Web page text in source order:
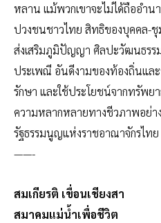
หลาน แม้พวกเขาจะไม่ได้ถืออำ
ปวงชนชาวไทย สิทธิของบุคคล-
ส่งเสริมภูมิปัญญา ศิลปะวัฒนธรร
ประเพณี อันดีงามของท้องถิ่นและ
รักษา และใช้ประโยชน์จากทรัพย
ความหลากหลายทางชีวภาพอย่
รัฐธรรมนูญแห่งราชอาณาจักรไทย
——-
สมเกียรติ เขื่อนเชียงสา
สมาคมแม่น้ำเพื่อชีวิต